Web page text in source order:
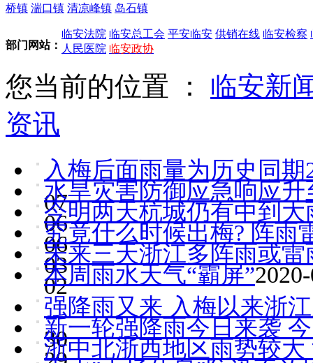
桥镇 湍口镇 清凉峰镇 岛石镇
部门网站：
临安法院 临安总工会 平安临安 供销在线 临安检察
人民医院 临安政协
您当前的位置 ： 临安新
资讯
入梅后面雨量为历史同
07
水旱灾害防御应急响应
06
今明两天杭城仍有中到
06
究竟什么时候出梅? 阵雨
03
未来三天浙江多阵雨或
02
本周雨水天气“霸屏”
强降雨又来 入梅以来浙
30
新一轮强降雨今日来袭
浙中北浙西地区雨势较